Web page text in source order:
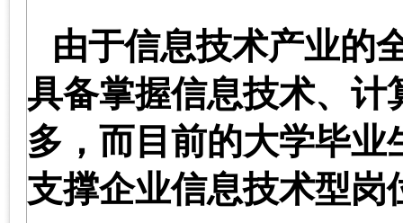
由于信息技术产业的
具备掌握信息技术、
多，而目前的大学毕
支撑企业信息技术型岗